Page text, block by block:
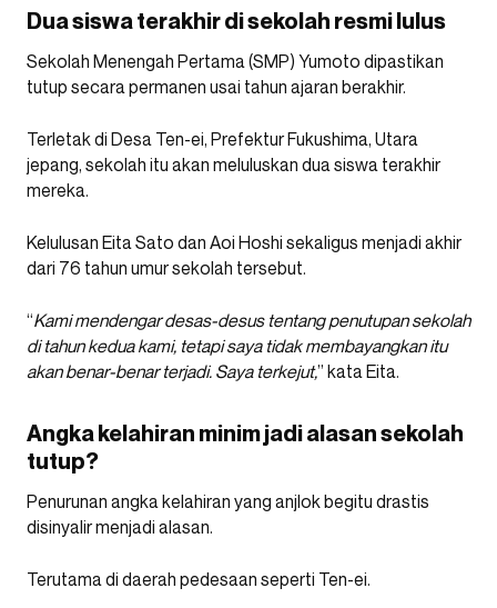
Dua siswa terakhir di sekolah resmi lulus
Sekolah Menengah Pertama (SMP) Yumoto dipastikan
tutup secara permanen usai tahun ajaran berakhir.
Terletak di Desa Ten-ei, Prefektur Fukushima, Utara
jepang, sekolah itu akan meluluskan dua siswa terakhir
mereka.
Kelulusan Eita Sato dan Aoi Hoshi sekaligus menjadi akhir
dari 76 tahun umur sekolah tersebut.
“Kami mendengar desas-desus tentang penutupan sekolah
di tahun kedua kami, tetapi saya tidak membayangkan itu
akan benar-benar terjadi. Saya terkejut,” kata Eita.
Angka kelahiran minim jadi alasan sekolah
tutup?
Penurunan angka kelahiran yang anjlok begitu drastis
disinyalir menjadi alasan.
Terutama di daerah pedesaan seperti Ten-ei.